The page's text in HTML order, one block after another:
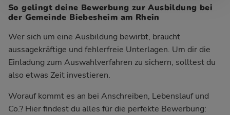
So gelingt deine Bewerbung zur Ausbildung bei
der Gemeinde Biebesheim am Rhein
Wer sich um eine Ausbildung bewirbt, braucht
aussagekräftige und fehlerfreie Unterlagen. Um dir die
Einladung zum Auswahlverfahren zu sichern, solltest du
also etwas Zeit investieren.
Worauf kommt es an bei Anschreiben, Lebenslauf und
Co.? Hier findest du alles für die perfekte Bewerbung: